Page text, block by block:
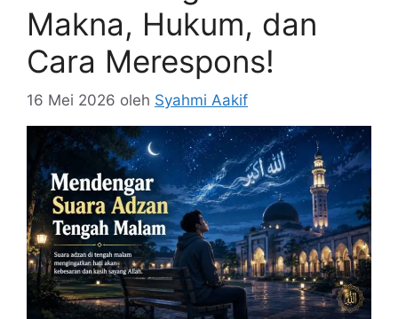
Makna, Hukum, dan
Cara Merespons!
16 Mei 2026 oleh Syahmi Aakif